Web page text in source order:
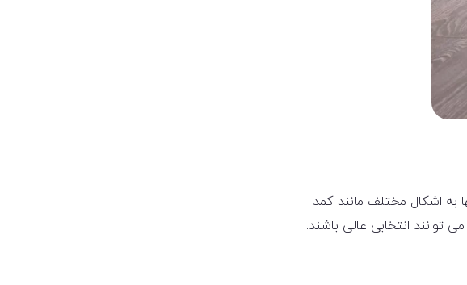
به اشکال مختلف مانند کمد
انتخابی عالی باشند.